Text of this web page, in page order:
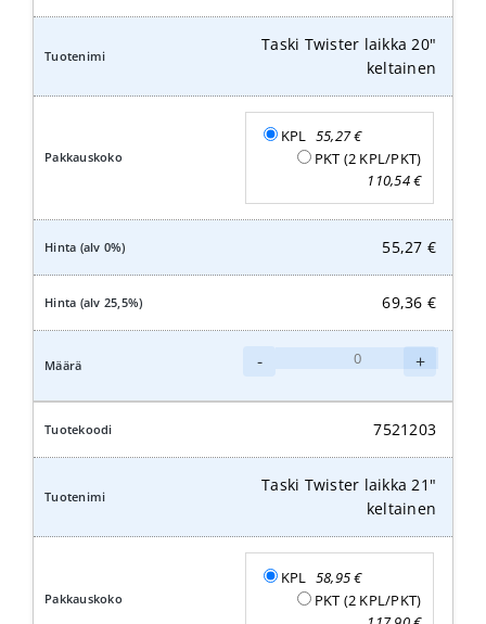
määrä
Taski Twister laikka 20"
keltainen
KPL 55,27€
PKT (2 KPL/PKT)
110,54€
55,27 €
69,36 €
-
laikka
keltainen
määrä
+
7521203
Taski Twister laikka 21"
keltainen
KPL 58,95€
PKT (2 KPL/PKT)